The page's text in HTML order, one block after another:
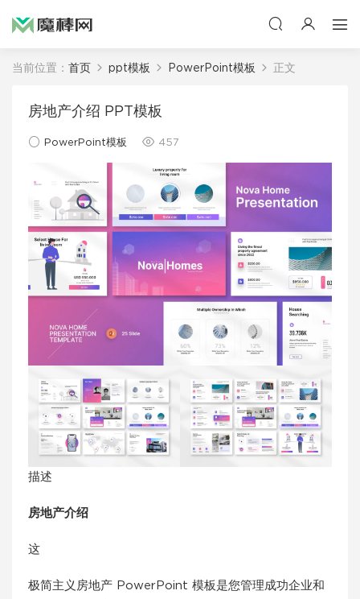
当前位置： 首页 ppt模板 PowerPoint模板 正文
房地产介绍 PPT模板
PowerPoint模板 457
描述
房地产介绍
这
极简主义房地产 PowerPoint 模板是您管理成功企业和